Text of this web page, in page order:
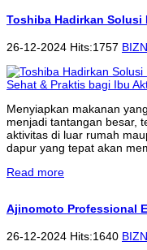
Toshiba Hadirkan Solusi
26-12-2024 Hits:1757
Menyiapkan makanan
menjadi tantangan besar,
aktivitas di luar rumah
dapur yang tepat akan
Read more
Ajinomoto Professional
26-12-2024 Hits:1640